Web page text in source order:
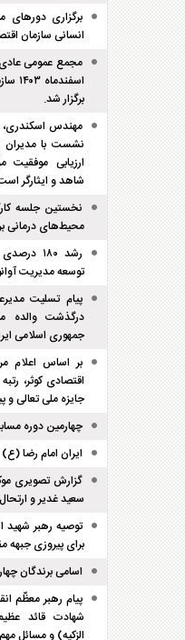
برگزاری دور‌های
انسانی سازمان
مجمع عمومی عادی
برگزار شد.
مهندس اسکندری،
نشست با
ارزیابی
شاهد و ایثارگر
نخستین جلسه
محیط‌های درمانی
رشد
توسعه مدیریت
پیام تسلیت
درگذشت والده
جمهوری اسلامی
بر اساس اعلام
اقتصادی کوثر،
جایزه ملی تعالی
چهارمین دوره
ایران امام رضا (ع)
گزارش تصویری
سعید غدیر و
توصیه رهبر شهید
برای پیروزی جبهه
اسامی برندگان
پیام رهبر معظّم
شهادت قائد
الزکیه) و مسائل